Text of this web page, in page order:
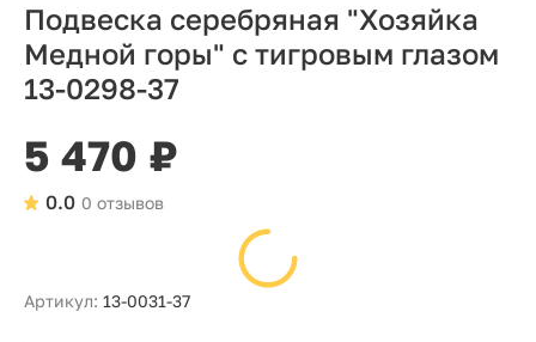
Подвеска серебряная "Хозяйка
Медной горы" с тигровым глазом
13-0298-37
5 470 ₽
0 отзывов
0.0
Артикул: 13-0031-37